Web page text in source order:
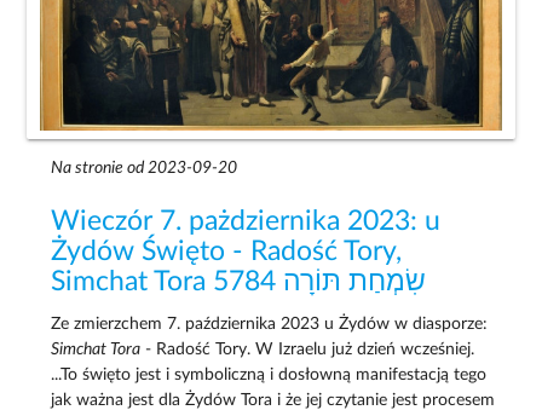
Na stronie od 2023-09-20
Wieczór 7. pażdziernika 2023: u
Żydów Święto - Radość Tory,
Simchat Tora שִׂמְחַת תּוֹרָה 5784
Ze zmierzchem 7. października 2023 u Żydów w diasporze:
Simchat Tora - Radość Tory. W Izraelu już dzień wcześniej.
...To święto jest i symboliczną i dosłowną manifestacją tego
jak ważna jest dla Żydów Tora i że jej czytanie jest procesem